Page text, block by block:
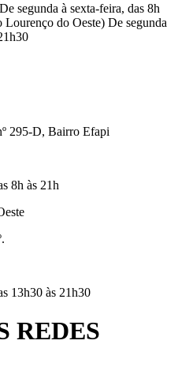
segunda à sexta-feira, das 8h
do Oeste) De segunda
295-D, Bairro Efapi
8h às 21h
13h30 às 21h30
REDES